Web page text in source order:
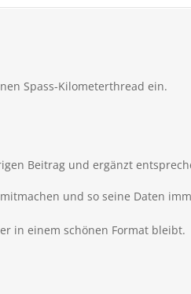
Spass-Kilometerthread ein.
Beitrag und ergänzt
und so seine Daten
in einem schönen Format bleibt.